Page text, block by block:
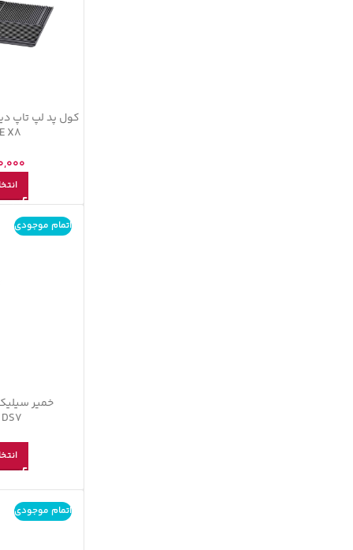
X8
اتمام موجودی
خمیر
DS7
اتمام موجودی